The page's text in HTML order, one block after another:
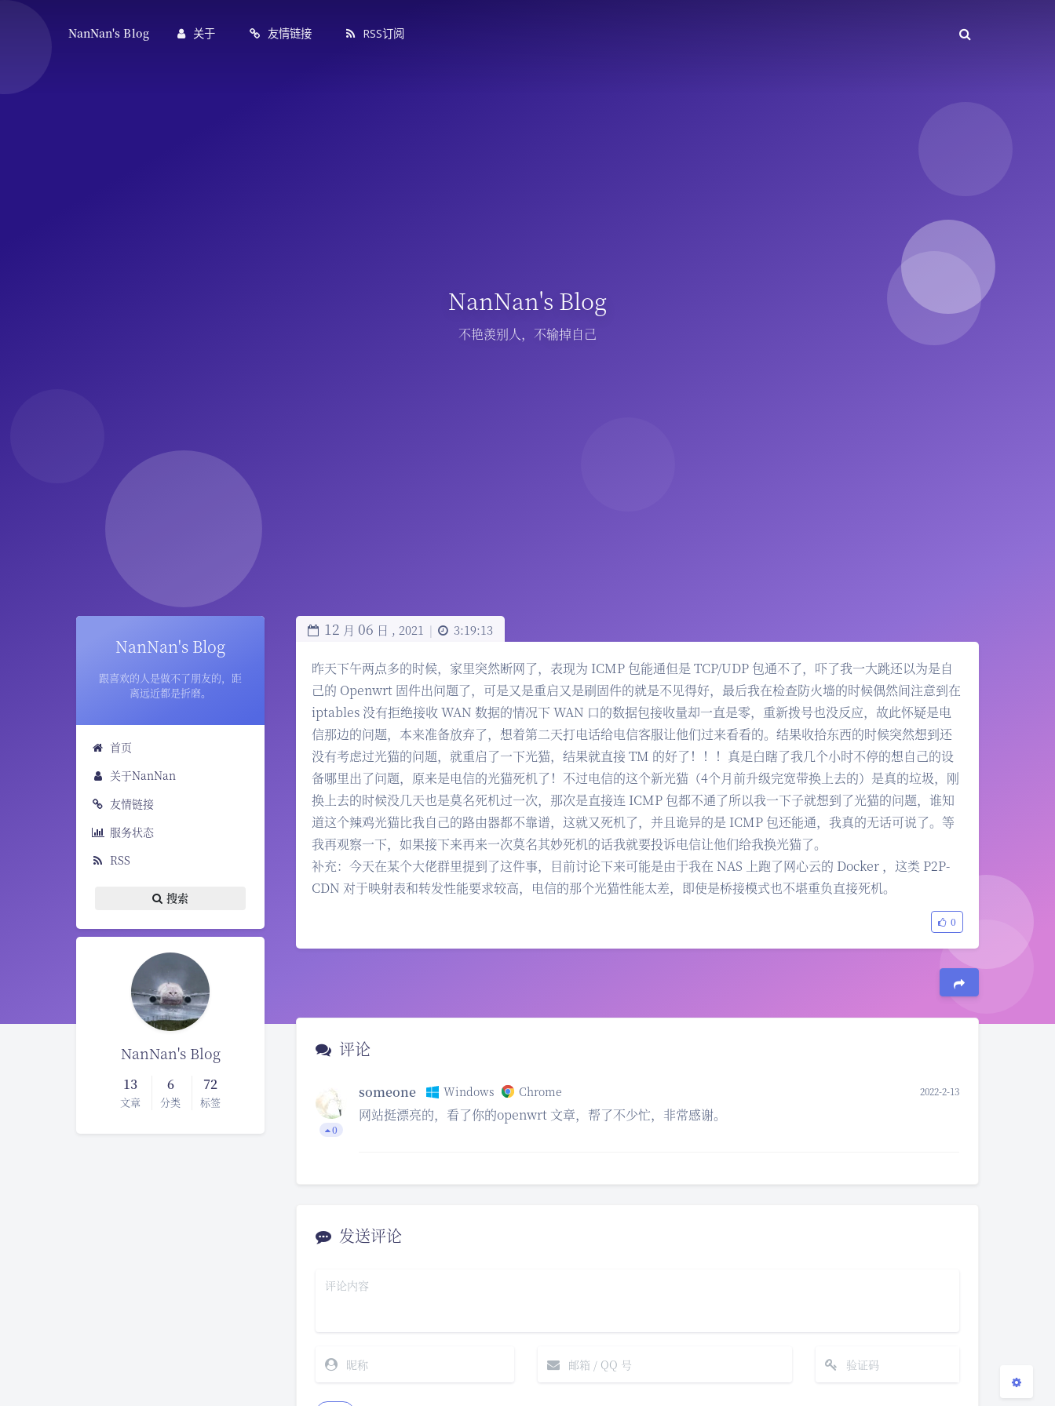
NanNan's Blog 关于 友情链接 RSS订阅
NanNan's Blog
不艳羡别人，不输掉自己
NanNan's Blog
跟喜欢的人是做不了朋友的，距
离远近都是折磨。
首页
关于NanNan
友情链接
服务状态
RSS
搜索
NanNan's Blog
13
文章
6
分类
72
标签
12 月 06 日 , 2021 | 3:19:13
昨天下午两点多的时候，家里突然断网了，表现为 ICMP 包能通但是 TCP/UDP 包通不了，吓了我一大跳还以为是自
己的 Openwrt 固件出问题了，可是又是重启又是刷固件的就是不见得好，最后我在检查防火墙的时候偶然间注意到在
iptables 没有拒绝接收 WAN 数据的情况下 WAN 口的数据包接收量却一直是零，重新拨号也没反应，故此怀疑是电
信那边的问题，本来准备放弃了，想着第二天打电话给电信客服让他们过来看看的。结果收拾东西的时候突然想到还
没有考虑过光猫的问题，就重启了一下光猫，结果就直接 TM 的好了！！！真是白瞎了我几个小时不停的想自己的设
备哪里出了问题，原来是电信的光猫死机了！不过电信的这个新光猫（4个月前升级完宽带换上去的）是真的垃圾，刚
换上去的时候没几天也是莫名死机过一次，那次是直接连 ICMP 包都不通了所以我一下子就想到了光猫的问题，谁知
道这个辣鸡光猫比我自己的路由器都不靠谱，这就又死机了，并且诡异的是 ICMP 包还能通，我真的无话可说了。等
我再观察一下，如果接下来再来一次莫名其妙死机的话我就要投诉电信让他们给我换光猫了。
补充：今天在某个大佬群里提到了这件事，目前讨论下来可能是由于我在 NAS 上跑了网心云的 Docker ，这类 P2P-
CDN 对于映射表和转发性能要求较高，电信的那个光猫性能太差，即使是桥接模式也不堪重负直接死机。
0
豆
评论
0
someone Windows Chrome 2022-2-13
网站挺漂亮的，看了你的openwrt 文章，帮了不少忙，非常感谢。
发送评论